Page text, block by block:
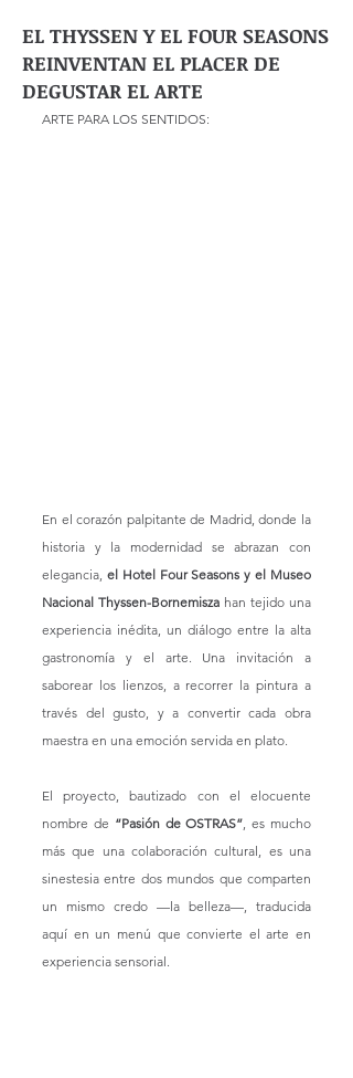
EL THYSSEN Y EL FOUR SEASONS
REINVENTAN EL PLACER DE
DEGUSTAR EL ARTE
ARTE PARA LOS SENTIDOS:
En el corazón palpitante de Madrid, donde la
historia y la modernidad se abrazan con
elegancia, el Hotel Four Seasons y el Museo
Nacional Thyssen-Bornemisza han tejido una
experiencia inédita, un diálogo entre la alta
gastronomía y el arte. Una invitación a
saborear los lienzos, a recorrer la pintura a
través del gusto, y a convertir cada obra
maestra en una emoción servida en plato.
El proyecto, bautizado con el elocuente
nombre de “Pasión de OSTRAS”, es mucho
más que una colaboración cultural, es una
sinestesia entre dos mundos que comparten
un mismo credo —la belleza—, traducida
aquí en un menú que convierte el arte en
experiencia sensorial.